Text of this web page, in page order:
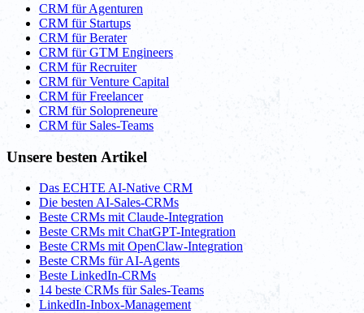
CRM für Agenturen
CRM für Startups
CRM für Berater
CRM für GTM Engineers
CRM für Recruiter
CRM für Venture Capital
CRM für Freelancer
CRM für Solopreneure
CRM für Sales-Teams
Unsere besten Artikel
Das ECHTE AI-Native CRM
Die besten AI-Sales-CRMs
Beste CRMs mit Claude-Integration
Beste CRMs mit ChatGPT-Integration
Beste CRMs mit OpenClaw-Integration
Beste CRMs für AI-Agents
Beste LinkedIn-CRMs
14 beste CRMs für Sales-Teams
LinkedIn-Inbox-Management